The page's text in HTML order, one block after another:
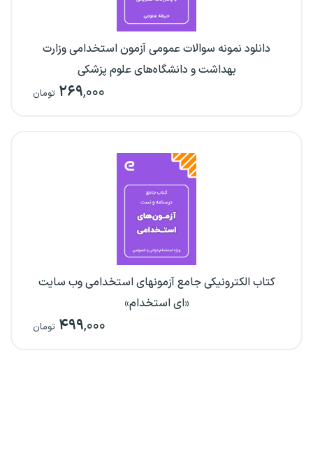
دانلود نمونه سوالات عمومی آزمون استخدامی وزارت
بهداشت و دانشگاه‌های علوم پزشکی
۲۶۹,۰۰۰ تومان
کتاب الکترونیکی جامع آزمونهای استخدامی وب سایت
«ای استخدام»
۴۹۹,۰۰۰ تومان